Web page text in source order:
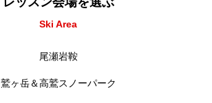
Ski Area
尾瀬岩鞍
鷲ヶ岳＆高鷲スノーパーク